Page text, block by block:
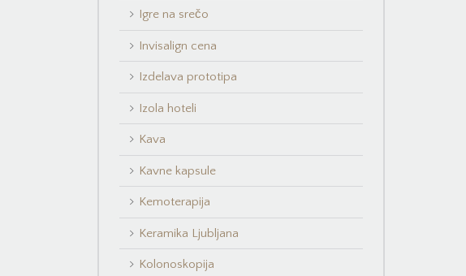
Igre na srečo
Invisalign cena
Izdelava prototipa
Izola hoteli
Kava
Kavne kapsule
Kemoterapija
Keramika Ljubljana
Kolonoskopija